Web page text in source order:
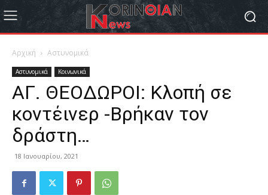
Αρχική Αστυνομικά
Αστυνομικά Κοινωνικά
ΑΓ. ΘΕΟΔΩΡΟΙ: Κλοπή σε
κοντέινερ -Βρήκαν τον
δράστη…
18 Ιανουαρίου, 2021